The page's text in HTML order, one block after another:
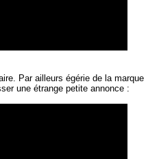
Par ailleurs égérie de la marque
une étrange petite annonce :